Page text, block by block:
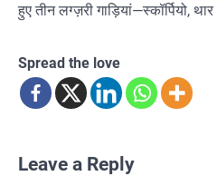
हुए तीन लग्ज़री गाड़ियां—स्कॉर्पियो,
Spread the love
Leave a Reply